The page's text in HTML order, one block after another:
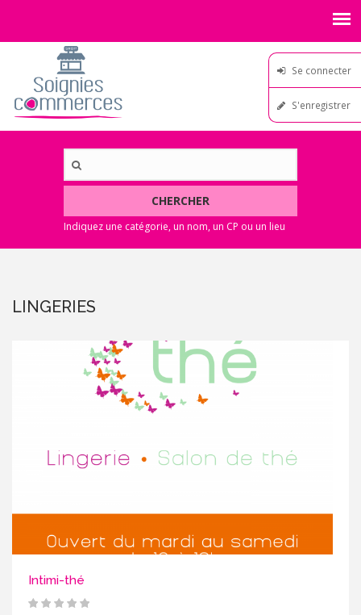
Se connecter
S'enregistrer
CHERCHER
LINGERIES
Intimi-thé